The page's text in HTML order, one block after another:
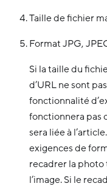
Taille de fichier
Format JPG,
Si la taille du
d’URL ne sont
fonctionnalité
fonctionnera pas
sera liée à
exigences de
recadrer la
l’image. Si le